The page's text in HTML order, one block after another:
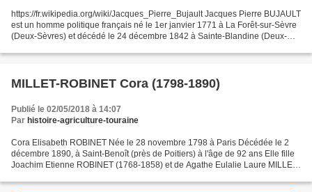
https://fr.wikipedia.org/wiki/Jacques_Pierre_Bujault Jacques Pierre BUJAULT
est un homme politique français né le 1er janvier 1771 à La Forêt-sur-Sèvre
(Deux-Sèvres) et décédé le 24 décembre 1842 à Sainte-Blandine (Deux-
MILLET-ROBINET Cora (1798-1890)
Publié le 02/05/2018 à 14:07
Par histoire-agriculture-touraine
Cora Elisabeth ROBINET Née le 28 novembre 1798 à Paris Décédée le 2
décembre 1890, à Saint-Benoît (près de Poitiers) à l'âge de 92 ans Elle fille
Joachim Etienne ROBINET (1768-1858) et de Agathe Eulalie Laure MILLET